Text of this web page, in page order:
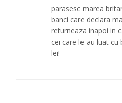
parasesc marea
banci care declara
returneaza inapoi in
cei care le-au luat
lei!